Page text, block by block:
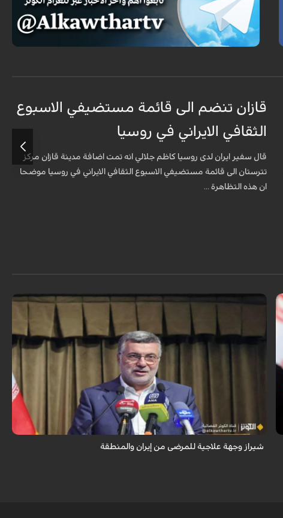
قازان تنضم الى قائمة مستضيفي الاسبوع
الثقافي الايراني في روسيا
قال سفير ايران لدى روسيا كاظم جلالي انه تمت اضافة مدينة قازان مركز
تترستان الى قائمة مستضيفي الاسبوع الثقافي الايراني في روسيا موضحا
ان هذه التظاهرة ...
تُعدّ المراكز العلاجية في شيراز، بدعم من كفاءاتها المتخصّصة وتقنياتها الحديثة،
وجهةً للمرضى من داخل إيران وخارجها.
شيراز وجهة علاجية للمرضى من إيران والمنطقة